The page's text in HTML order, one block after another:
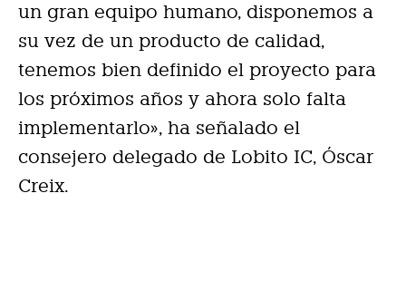
un gran equipo humano, disponemos a
su vez de un producto de calidad,
tenemos bien definido el proyecto para
los próximos años y ahora solo falta
implementarlo», ha señalado el
consejero delegado de Lobito IC, Óscar
Creix.